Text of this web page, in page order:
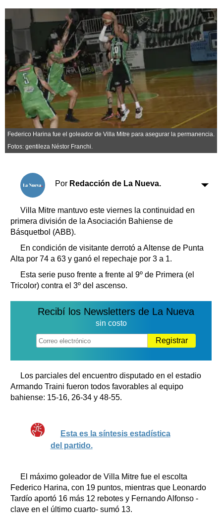
Cines
Economía y campo
Economía y finanzas
Con el campo
Espacio empresas
Sociedad y tiempo
libre
Sociedad
Tecnología
Turismo
Salud
Es viral
El tiempo
Cartón Lleno
Clasificados
Horóscopo
Suplementos
Servicios
Farmacias
Loterías
Datos Útiles
Fúnebres
Edictos
Teléfonos de urgencia
Federico Harina fue el goleador de Villa Mitre para asegurar la permanencia.
Fotos: gentileza Néstor Franchi.
Por Redacción de La Nueva.
Villa Mitre mantuvo este viernes la continuidad en
primera división de la Asociación Bahiense de
Básquetbol (ABB).
En condición de visitante derrotó a Altense de Punta
Alta por 74 a 63 y ganó el repechaje por 3 a 1.
Esta serie puso frente a frente al 9º de Primera (el
Tricolor) contra el 3º del ascenso.
Recibí los Newsletters de La Nueva
sin costo
Registrar
Los parciales del encuentro disputado en el estadio
Armando Traini fueron todos favorables al equipo
bahiense: 15-16, 26-34 y 48-55.
Esta es la síntesis estadística
del partido.
El máximo goleador de Villa Mitre fue el escolta
Federico Harina, con 19 puntos, mientras que Leonardo
Tardío aportó 16 más 12 rebotes y Fernando Alfonso -
clave en el último cuarto- sumó 13.